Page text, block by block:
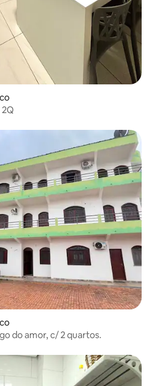
do amor, c/ 2 quartos.